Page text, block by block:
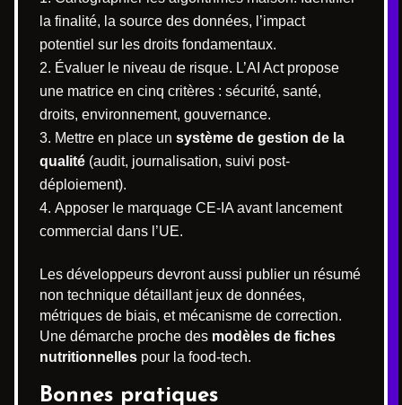
la finalité, la source des données, l’impact
potentiel sur les droits fondamentaux.
Évaluer le niveau de risque. L’AI Act propose
une matrice en cinq critères : sécurité, santé,
droits, environnement, gouvernance.
Mettre en place un système de gestion de la
qualité (audit, journalisation, suivi post-
déploiement).
Apposer le marquage CE-IA avant lancement
commercial dans l’UE.
Les développeurs devront aussi publier un résumé
non technique détaillant jeux de données,
métriques de biais, et mécanisme de correction.
Une démarche proche des modèles de fiches
nutritionnelles pour la food-tech.
Bonnes pratiques